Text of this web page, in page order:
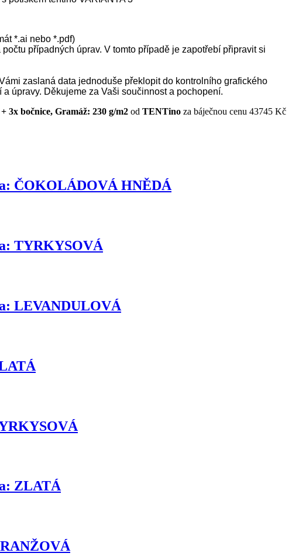
*.ai nebo *.pdf)
případných úprav. V tomto případě je zapotřebí připravit si
zaslaná data jednoduše překlopit do kontrolního grafického
úpravy. Děkujeme za Vaši součinnost a pochopení.
bočnice, Gramáž: 230 g/m2 od TENTino za báječnou cenu 43745 Kč
ČOKOLÁDOVÁ HNĚDÁ
TYRKYSOVÁ
LEVANDULOVÁ
ZLATÁ